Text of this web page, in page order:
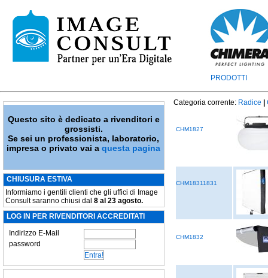
PRODOTTI
Questo sito è dedicato a rivenditori e
grossisti.
Se sei un professionista, laboratorio,
impresa o privato vai aquesta pagina
CHIUSURA ESTIVA
Informiamo i gentili clienti che gli uffici di Image
Consult saranno chiusi dal 8 al 23 agosto.
LOG IN PER RIVENDITORI ACCREDITATI
Indirizzo E-Mail
password
Categoria corrente: Radice
CHM1827
CHM18311831
CHM1832